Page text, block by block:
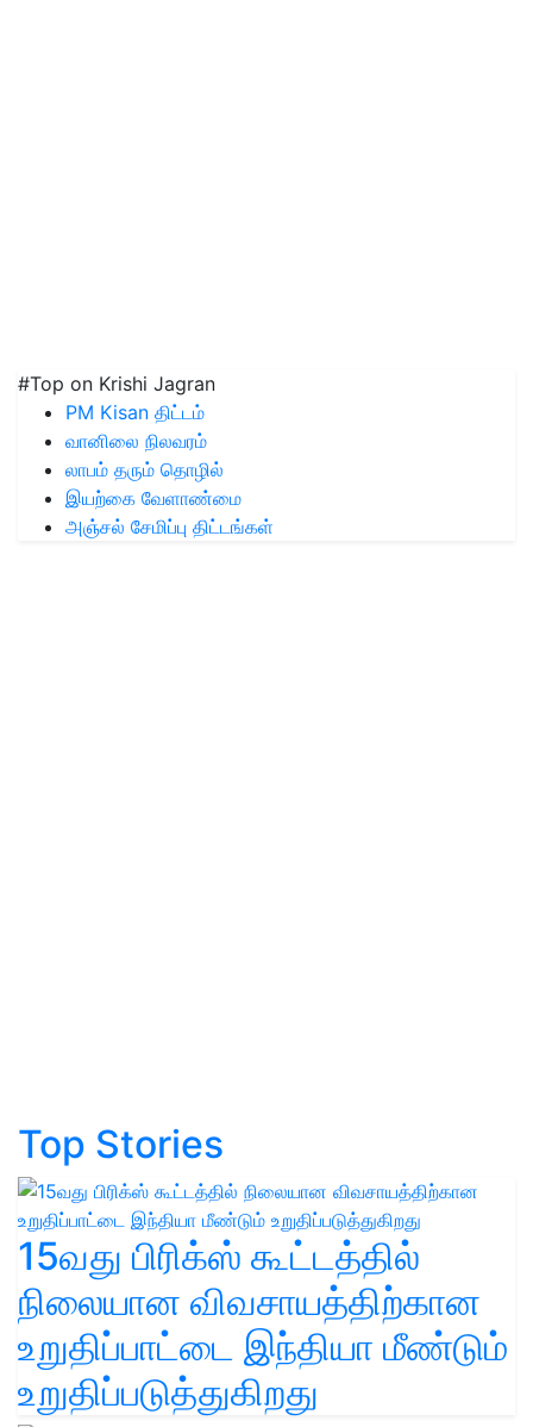
#Top on Krishi Jagran
PM Kisan திட்டம்
வானிலை நிலவரம்
லாபம் தரும் தொழில்
இயற்கை வேளாண்மை
அஞ்சல் சேமிப்பு திட்டங்கள்
Top Stories
15வது பிரிக்ஸ் கூட்டத்தில்
நிலையான விவசாயத்திற்கான
உறுதிப்பாட்டை இந்தியா மீண்டும்
உறுதிப்படுத்துகிறது